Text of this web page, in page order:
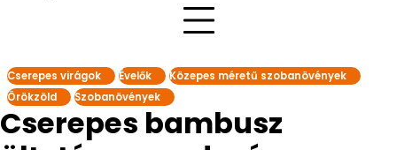
Cserepes virágok Évelők
Közepes méretű szobanövények
Örökzöld
Szobanövények
Cserepes bambusz